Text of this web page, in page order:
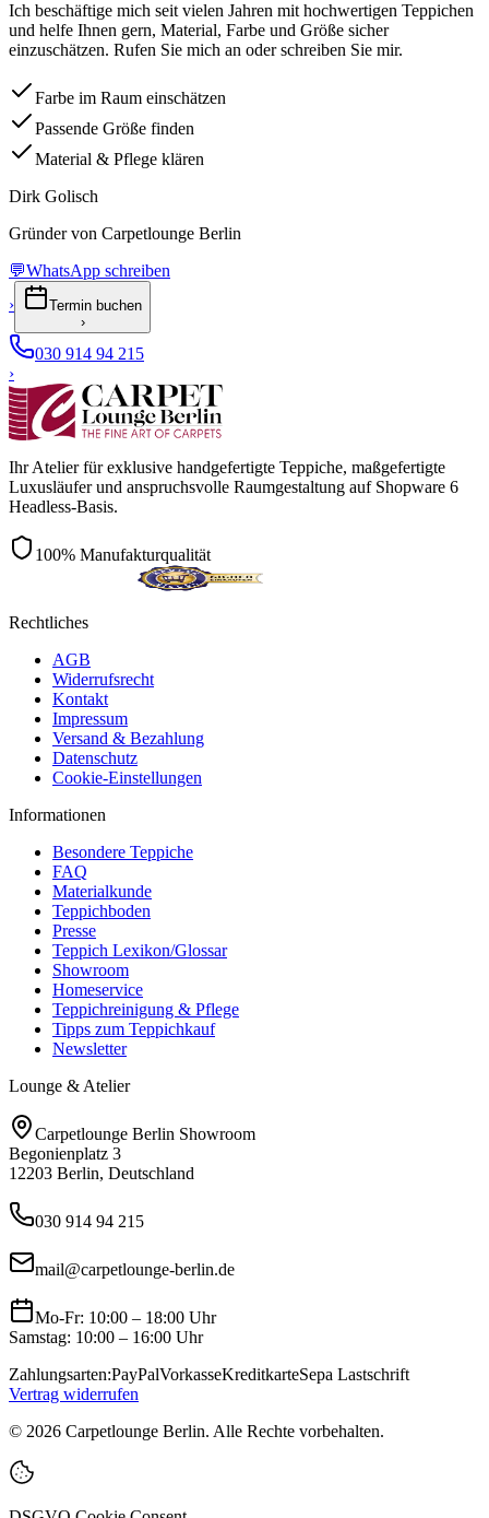
Ich beschäftige mich seit vielen Jahren mit hochwertigen Teppichen
und helfe Ihnen gern, Material, Farbe und Größe sicher
einzuschätzen. Rufen Sie mich an oder schreiben Sie mir.
Farbe im Raum einschätzen
Passende Größe finden
Material & Pflege klären
Dirk Golisch
Gründer von Carpetlounge Berlin
💬WhatsApp schreiben
›
Termin buchen
›
030 914 94 215
›
Ihr Atelier für exklusive handgefertigte Teppiche, maßgefertigte
Luxusläufer und anspruchsvolle Raumgestaltung auf Shopware 6
Headless-Basis.
100% Manufakturqualität
Rechtliches
AGB
Widerrufsrecht
Kontakt
Impressum
Versand & Bezahlung
Datenschutz
Cookie-Einstellungen
Informationen
Besondere Teppiche
FAQ
Materialkunde
Teppichboden
Presse
Teppich Lexikon/Glossar
Showroom
Homeservice
Teppichreinigung & Pflege
Tipps zum Teppichkauf
Newsletter
Lounge & Atelier
Carpetlounge Berlin Showroom
Begonienplatz 3
12203 Berlin, Deutschland
030 914 94 215
mail@carpetlounge-berlin.de
Mo-Fr: 10:00 – 18:00 Uhr
Samstag: 10:00 – 16:00 Uhr
Zahlungsarten:PayPalVorkasseKreditkarteSepa Lastschrift
Vertrag widerrufen
© 2026 Carpetlounge Berlin. Alle Rechte vorbehalten.